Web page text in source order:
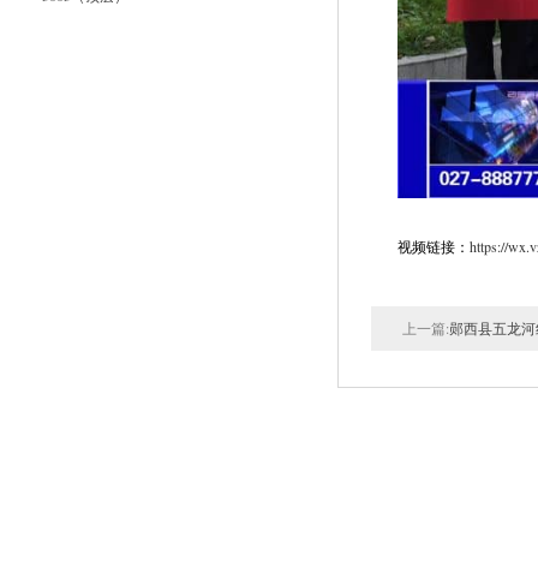
视频链接： https://
上一篇:郧西县五龙